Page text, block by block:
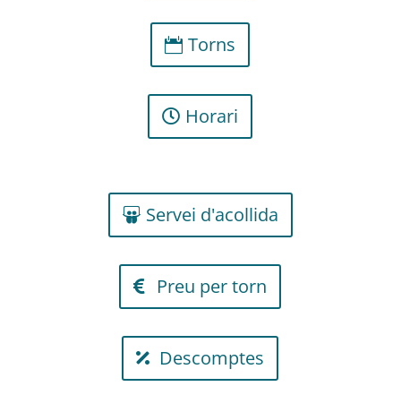
Torns
Horari
Servei d'acollida
Preu per torn
Descomptes